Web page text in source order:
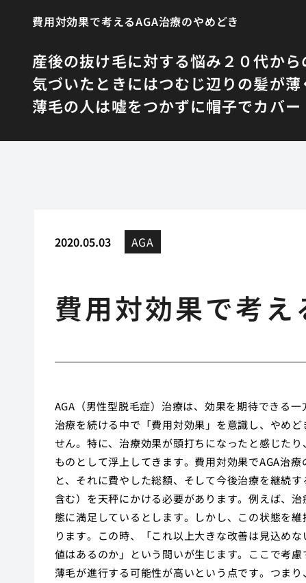
費用対効果で考えるAGA治療のやめどき
産後の抜け毛に対する悩み ２０代か
気づいたときにはつむじ辺りの髪が
薄毛の人は嘘をつかずに帽子でカバー
2020.05.03 AGA
費用対効果で考
AGA（男性型脱毛症）治療は、効果を期待できる
治療を続ける中で「費用対効果」を意識し、やめ
せん。特に、治療効果が頭打ちになったと感じた
ものとして浮上してきます。費用対効果でAGA治
と、それに費やした総額、そして今後治療を継続
含む）を天秤にかける必要があります。例えば、
態に満足しているとします。しかし、この状態を
ります。この時、「これ以上大きな改善は見込め
値はあるのか」という問いが生じます。ここで考
薄毛が進行する可能性が高いという点です。つま